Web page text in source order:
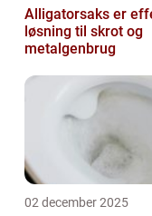
Alligatorsaks er
løsning til skrot og
metalgenbrug
02 december 2025